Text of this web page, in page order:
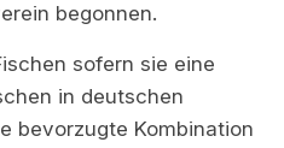
begonnen.
sofern sie eine
in deutschen
bevorzugte Kombination